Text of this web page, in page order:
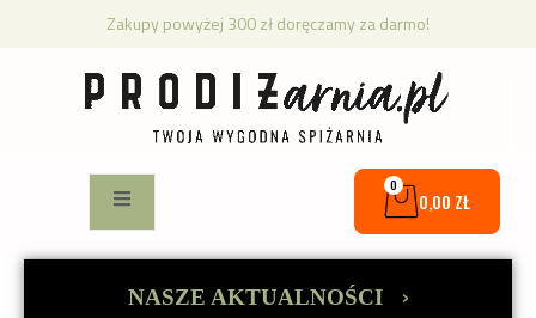
Zakupy powyżej 300 zł doręczamy za darmo!
0,00 ZŁ
0
NASZE AKTUALNOŚCI ›